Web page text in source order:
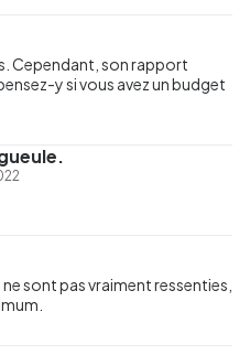
Cependant, son rapport
y si vous avez un budget
sont pas vraiment ressenties,